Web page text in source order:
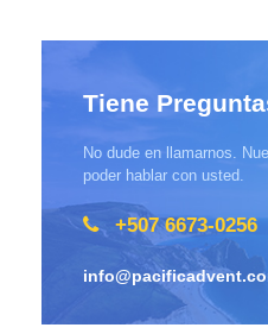
Tiene
No dude en llamarnos.
poder hablar con usted.
+507 6673-0256